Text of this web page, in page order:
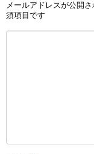
メールアドレスが公開さ
須項目です